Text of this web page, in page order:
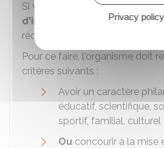
Si vous versez une cotisation à
d'intérêt général
, vous
réduction d'impôt.
Pour ce faire, l'organisme doit
critères suivants :
Avoir un caractère
éducatif, scientifique,
sportif, familial, culturel
Ou concourir à la mise
Privacy policy